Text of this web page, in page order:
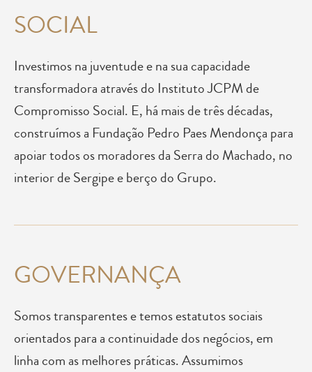
SOCIAL
Investimos na juventude e na sua capacidade
transformadora através do Instituto JCPM de
Compromisso Social. E, há mais de três décadas,
construímos a Fundação Pedro Paes Mendonça para
apoiar todos os moradores da Serra do Machado, no
interior de Sergipe e berço do Grupo.
GOVERNANÇA
Somos transparentes e temos estatutos sociais
orientados para a continuidade dos negócios, em
linha com as melhores práticas. Assumimos